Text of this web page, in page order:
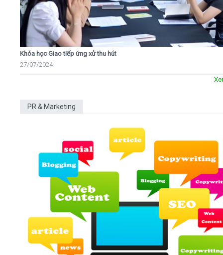
Khóa học Giao tiếp ứng xử thu hút
27/07/2024
PR & Marketing